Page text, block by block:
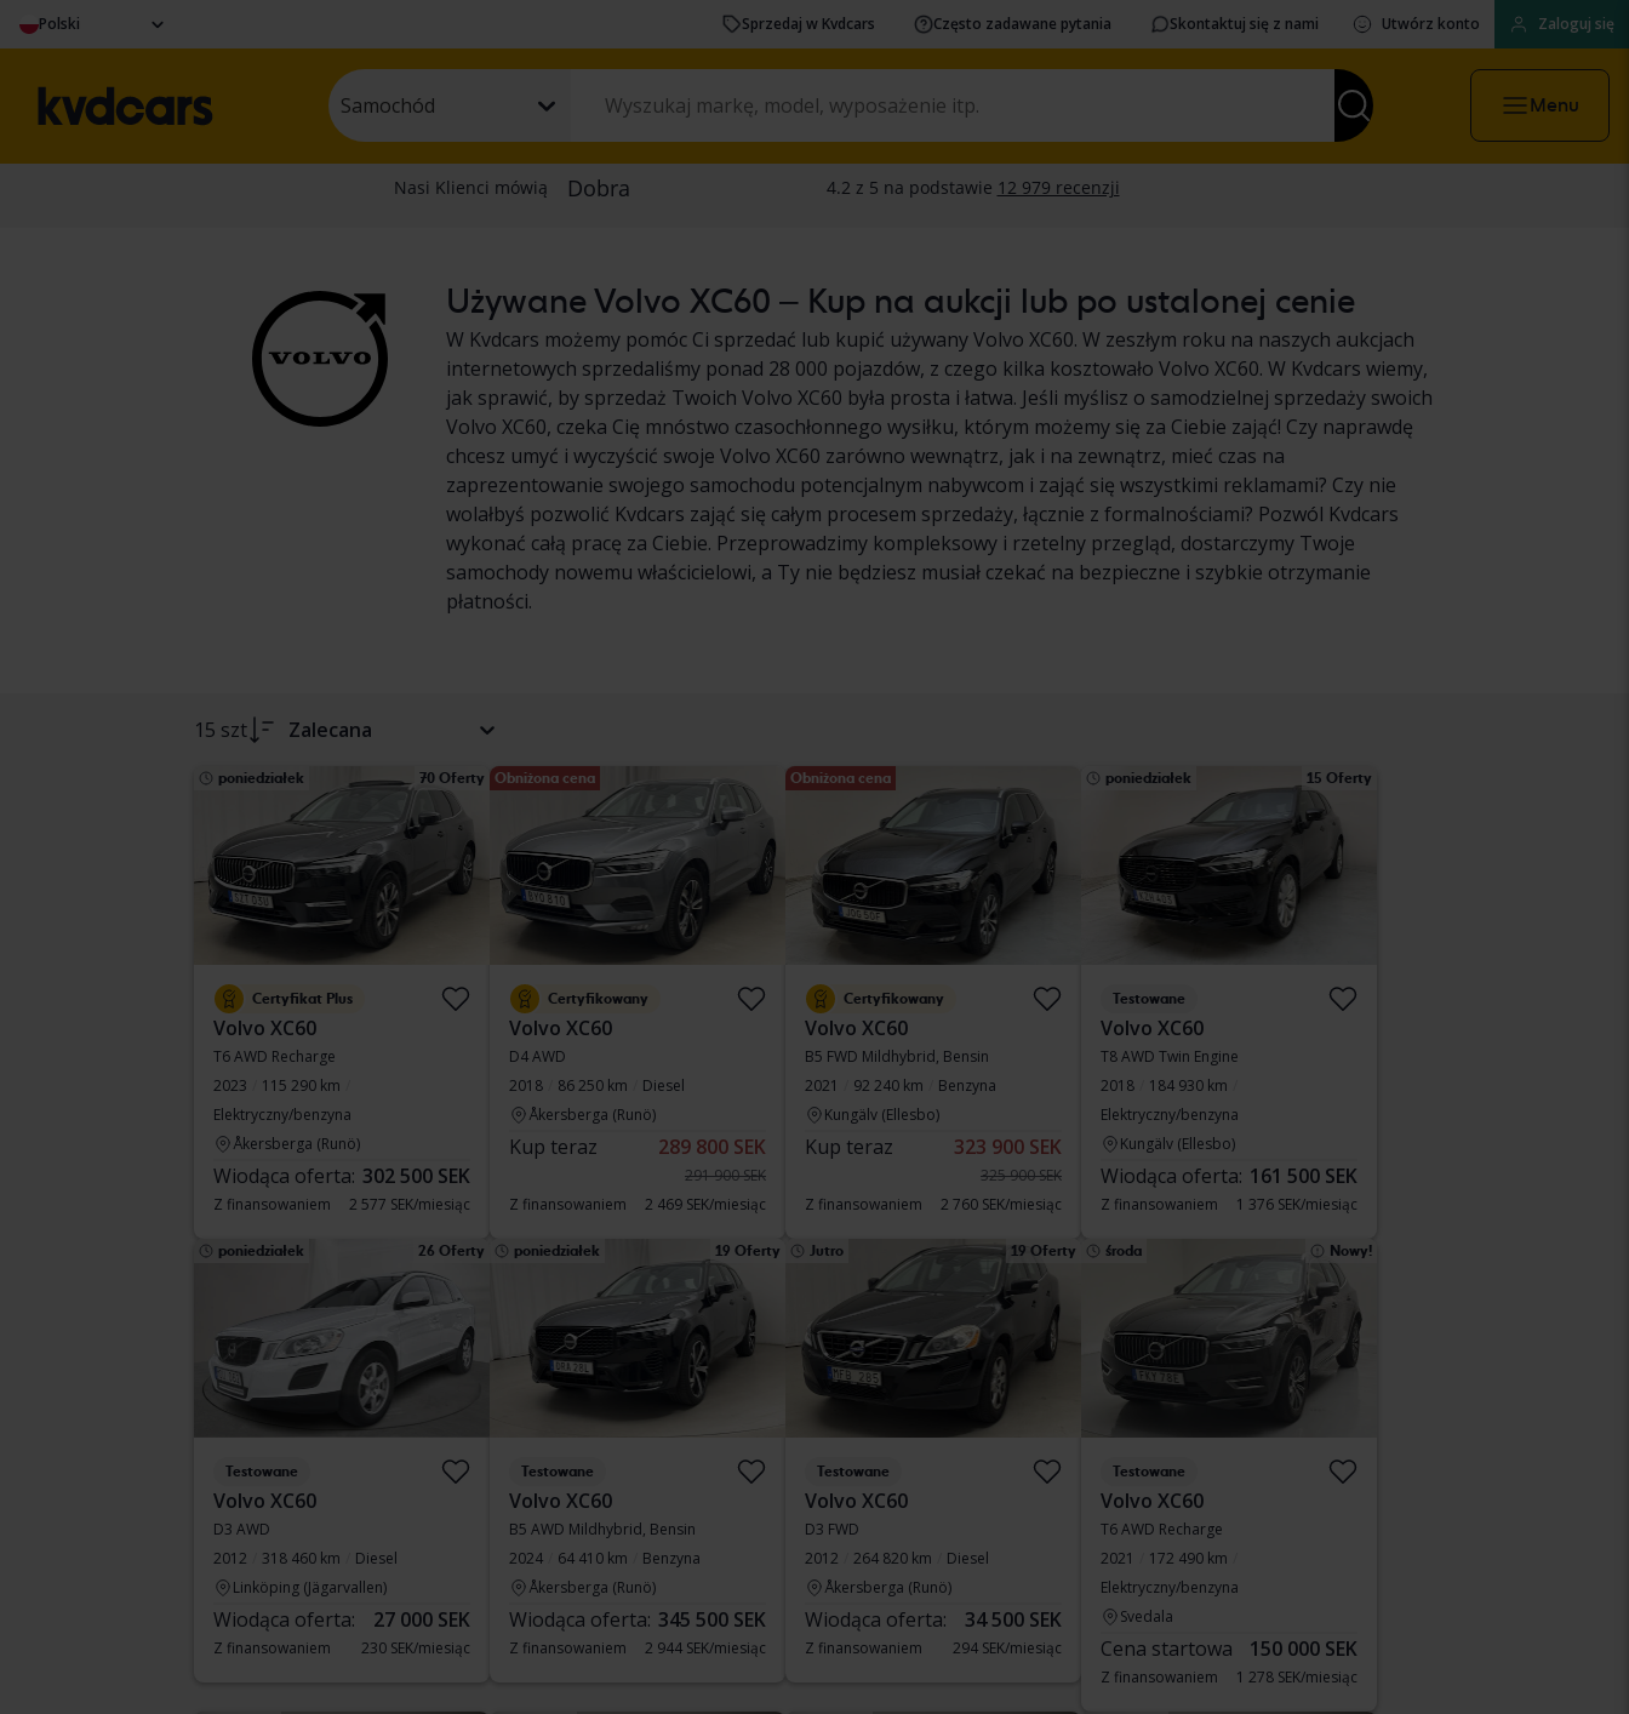
Polski Sprzedaj w Kvdcars Często zadawane pytania Skontaktuj się z nami Utwórz konto Zaloguj się
Samochód Menu
Używane Volvo XC60 – Kup na aukcji lub po ustalonej cenie
W Kvdcars możemy pomóc Ci sprzedać lub kupić używany Volvo XC60. W zeszłym roku na naszych aukcjach
internetowych sprzedaliśmy ponad 28 000 pojazdów, z czego kilka kosztowało Volvo XC60. W Kvdcars wiemy,
jak sprawić, by sprzedaż Twoich Volvo XC60 była prosta i łatwa. Jeśli myślisz o samodzielnej sprzedaży swoich
Volvo XC60, czeka Cię mnóstwo czasochłonnego wysiłku, którym możemy się za Ciebie zająć! Czy naprawdę
chcesz umyć i wyczyścić swoje Volvo XC60 zarówno wewnątrz, jak i na zewnątrz, mieć czas na
zaprezentowanie swojego samochodu potencjalnym nabywcom i zająć się wszystkimi reklamami? Czy nie
wolałbyś pozwolić Kvdcars zająć się całym procesem sprzedaży, łącznie z formalnościami? Pozwól Kvdcars
wykonać całą pracę za Ciebie. Przeprowadzimy kompleksowy i rzetelny przegląd, dostarczymy Twoje
samochody nowemu właścicielowi, a Ty nie będziesz musiał czekać na bezpieczne i szybkie otrzymanie
płatności.
15 szt Zalecana
poniedziałek 70 Oferty
Certyfikat Plus
Volvo XC60
T6 AWD Recharge
2023
115 290 km
Elektryczny/benzyna
Åkersberga (Runö)
Wiodąca oferta: 302 500 SEK
Z finansowaniem 2 577 SEK/miesiąc
Obniżona cena
Certyfikowany
Volvo XC60
D4 AWD
2018
86 250 km
Diesel
Åkersberga (Runö)
Kup teraz 289 800 SEK
291 900 SEK
Z finansowaniem
2 469 SEK/miesiąc
Obniżona cena
Certyfikowany
Volvo XC60
B5 FWD Mildhybrid, Bensin
2021
92 240 km
Benzyna
Kungälv (Ellesbo)
Kup teraz 323 900 SEK
325 900 SEK
Z finansowaniem
2 760 SEK/miesiąc
poniedziałek 15 Oferty
Testowane
Volvo XC60
T8 AWD Twin Engine
2018
184 930 km
Elektryczny/benzyna
Kungälv (Ellesbo)
Wiodąca oferta: 161 500 SEK
Z finansowaniem 1 376 SEK/miesiąc
poniedziałek 26 Oferty
Testowane
Volvo XC60
D3 AWD
2012
318 460 km
Diesel
Linköping (Jägarvallen)
Wiodąca oferta: 27 000 SEK
Z finansowaniem 230 SEK/miesiąc
poniedziałek 19 Oferty
Testowane
Volvo XC60
B5 AWD Mildhybrid, Bensin
2024
64 410 km
Benzyna
Åkersberga (Runö)
Wiodąca oferta: 345 500 SEK
Z finansowaniem 2 944 SEK/miesiąc
Jutro 19 Oferty
Testowane
Volvo XC60
D3 FWD
2012
264 820 km
Diesel
Åkersberga (Runö)
Wiodąca oferta: 34 500 SEK
Z finansowaniem 294 SEK/miesiąc
środa Nowy!
Testowane
Volvo XC60
T6 AWD Recharge
2021
172 490 km
Elektryczny/benzyna
Svedala
Cena startowa 150 000 SEK
Z finansowaniem 1 278 SEK/miesiąc